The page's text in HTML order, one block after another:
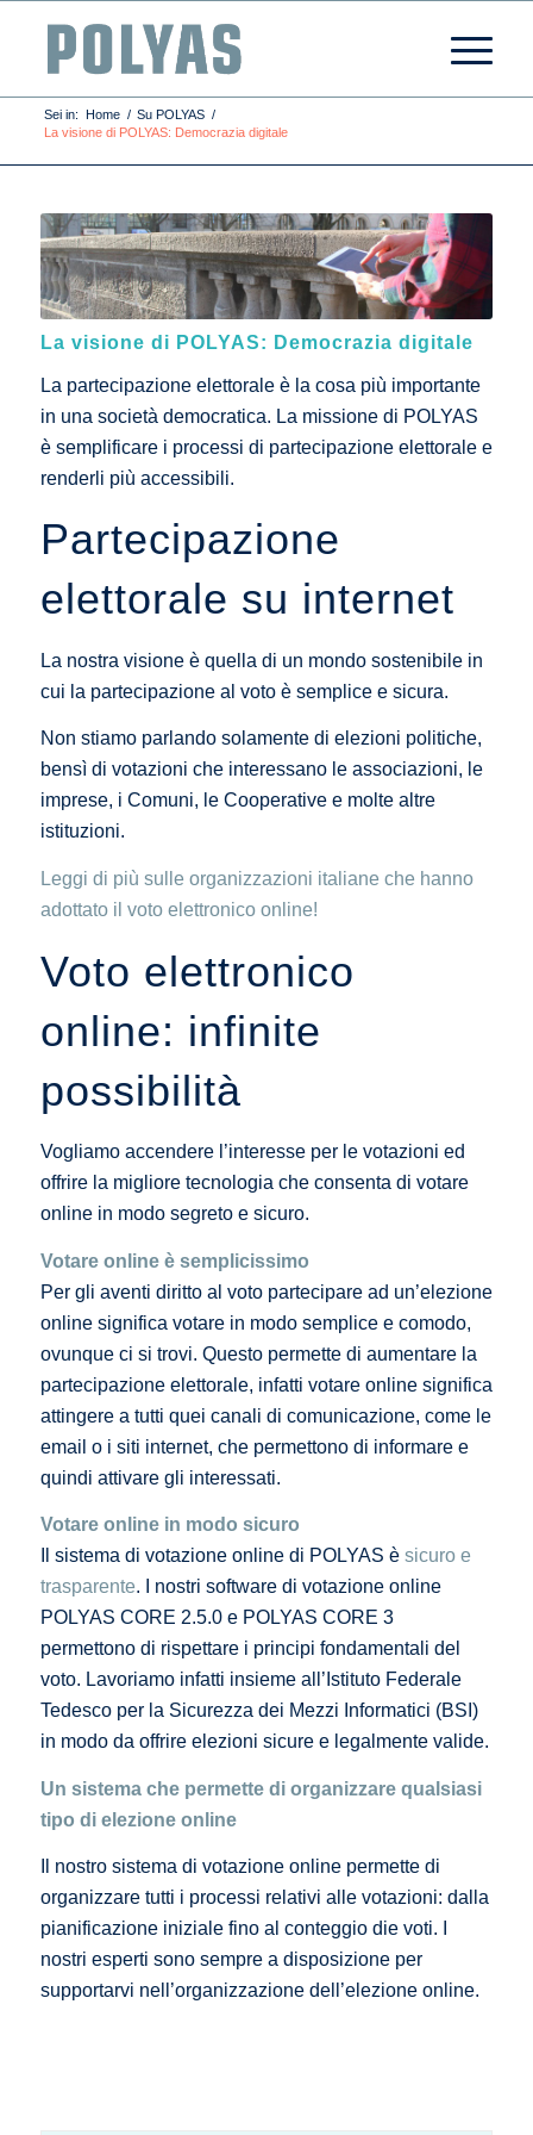
Sei in: Home / Su POLYAS /
La visione di POLYAS: Democrazia digitale
La visione di POLYAS: Democrazia digitale
La partecipazione elettorale è la cosa più importante
in una società democratica. La missione di POLYAS
è semplificare i processi di partecipazione elettorale e
renderli più accessibili.
Partecipazione
elettorale su internet
La nostra visione è quella di un mondo sostenibile in
cui la partecipazione al voto è semplice e sicura.
Non stiamo parlando solamente di elezioni politiche,
bensì di votazioni che interessano le associazioni, le
imprese, i Comuni, le Cooperative e molte altre
istituzioni.
Leggi di più sulle organizzazioni italiane che hanno
adottato il voto elettronico online!
Voto elettronico
online: infinite
possibilità
Vogliamo accendere l’interesse per le votazioni ed
offrire la migliore tecnologia che consenta di votare
online in modo segreto e sicuro.
Votare online è semplicissimo
Per gli aventi diritto al voto partecipare ad un’elezione
online significa votare in modo semplice e comodo,
ovunque ci si trovi. Questo permette di aumentare la
partecipazione elettorale, infatti votare online significa
attingere a tutti quei canali di comunicazione, come le
email o i siti internet, che permettono di informare e
quindi attivare gli interessati.
Votare online in modo sicuro
Il sistema di votazione online di POLYAS è sicuro e
trasparente. I nostri software di votazione online
POLYAS CORE 2.5.0 e POLYAS CORE 3
permettono di rispettare i principi fondamentali del
voto. Lavoriamo infatti insieme all’Istituto Federale
Tedesco per la Sicurezza dei Mezzi Informatici (BSI)
in modo da offrire elezioni sicure e legalmente valide.
Un sistema che permette di organizzare qualsiasi
tipo di elezione online
Il nostro sistema di votazione online permette di
organizzare tutti i processi relativi alle votazioni: dalla
pianificazione iniziale fino al conteggio die voti. I
nostri esperti sono sempre a disposizione per
supportarvi nell’organizzazione dell’elezione online.